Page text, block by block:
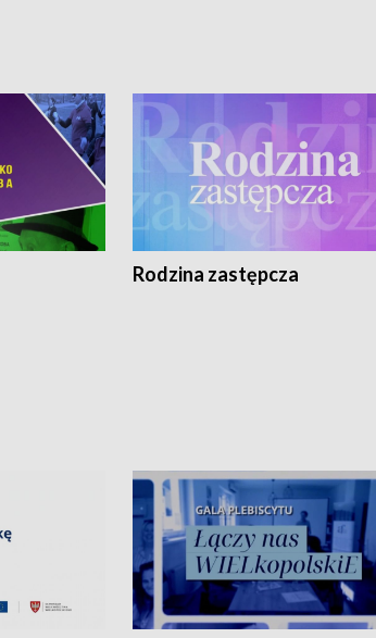
Rodzina zastępcza